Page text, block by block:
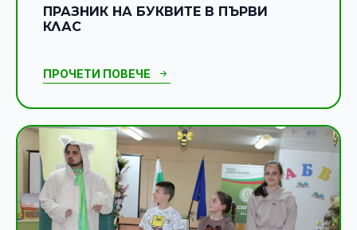
ПРАЗНИК НА БУКВИТЕ В ПЪРВИ
КЛАС
ПРОЧЕТИ ПОВЕЧЕ